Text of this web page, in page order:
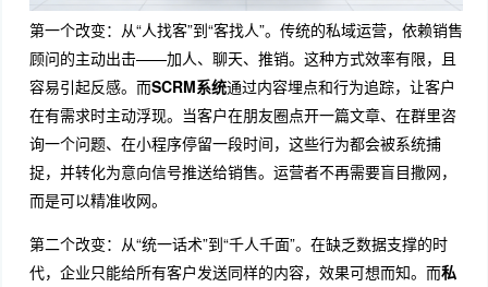
第一个改变：从“人找客”到“客找人”。传统的私域运营，依赖销售
顾问的主动出击——加人、聊天、推销。这种方式效率有限，且
容易引起反感。而SCRM系统通过内容埋点和行为追踪，让客户
在有需求时主动浮现。当客户在朋友圈点开一篇文章、在群里咨
询一个问题、在小程序停留一段时间，这些行为都会被系统捕
捉，并转化为意向信号推送给销售。运营者不再需要盲目撒网，
而是可以精准收网。
第二个改变：从“统一话术”到“千人千面”。在缺乏数据支撑的时
代，企业只能给所有客户发送同样的内容，效果可想而知。而私